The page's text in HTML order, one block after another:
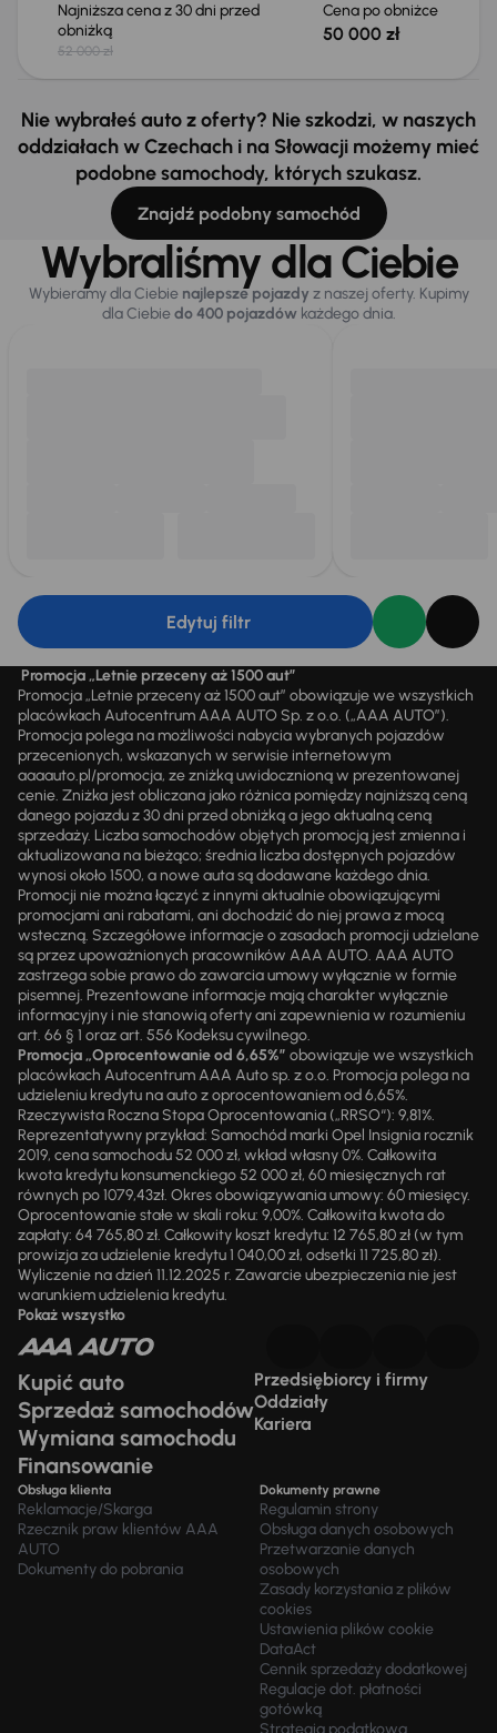
Najniższa cena z 30 dni przed
obniżką
52 000 zł
Cena po obniżce
50 000 zł
Nie wybrałeś auto z oferty? Nie szkodzi, w naszych
oddziałach w Czechach i na Słowacji możemy mieć
podobne samochody, których szukasz.
Znajdź podobny samochód
Wybraliśmy dla Ciebie
Wybieramy dla Ciebie najlepsze pojazdy z naszej oferty. Kupimy
dla Ciebiedo 400 pojazdówkażdego dnia.
Edytuj filtr
Promocja „Letnie przeceny aż 1500 aut”
Promocja „Letnie przeceny aż 1500 aut” obowiązuje we wszystkich
placówkach Autocentrum AAA AUTO Sp. z o.o. („AAA AUTO”).
Promocja polega na możliwości nabycia wybranych pojazdów
przecenionych, wskazanych w serwisie internetowym
aaaauto.pl/promocja, ze zniżką uwidocznioną w prezentowanej
cenie. Zniżka jest obliczana jako różnica pomiędzy najniższą ceną
danego pojazdu z 30 dni przed obniżką a jego aktualną ceną
sprzedaży. Liczba samochodów objętych promocją jest zmienna i
aktualizowana na bieżąco; średnia liczba dostępnych pojazdów
wynosi około 1500, a nowe auta są dodawane każdego dnia.
Promocji nie można łączyć z innymi aktualnie obowiązującymi
promocjami ani rabatami, ani dochodzić do niej prawa z mocą
wsteczną. Szczegółowe informacje o zasadach promocji udzielane
są przez upoważnionych pracowników AAA AUTO. AAA AUTO
zastrzega sobie prawo do zawarcia umowy wyłącznie w formie
pisemnej. Prezentowane informacje mają charakter wyłącznie
informacyjny i nie stanowią oferty ani zapewnienia w rozumieniu
art. 66 § 1 oraz art. 556 Kodeksu cywilnego.
Promocja „Oprocentowanie od 6,65%” obowiązuje we wszystkich
placówkach Autocentrum AAA Auto sp. z o.o. Promocja polega na
udzieleniu kredytu na auto z oprocentowaniem od 6,65%.
Rzeczywista Roczna Stopa Oprocentowania („RRSO“): 9,81%.
Reprezentatywny przykład: Samochód marki Opel Insignia rocznik
2019, cena samochodu 52 000 zł, wkład własny 0%. Całkowita
kwota kredytu konsumenckiego 52 000 zł, 60 miesięcznych rat
równych po 1079,43zł. Okres obowiązywania umowy: 60 miesięcy.
Oprocentowanie stałe w skali roku: 9,00%. Całkowita kwota do
zapłaty: 64 765,80 zł. Całkowity koszt kredytu: 12 765,80 zł (w tym
prowizja za udzielenie kredytu 1 040,00 zł, odsetki 11 725,80 zł).
Wyliczenie na dzień 11.12.2025 r. Zawarcie ubezpieczenia nie jest
warunkiem udzielenia kredytu.
Pokaż wszystko
Kupić auto
Sprzedaż samochodów
Wymiana samochodu
Finansowanie
Przedsiębiorcy i firmy
Oddziały
Kariera
Obsługa klienta
Reklamacje/Skarga
Rzecznik praw klientów AAA
AUTO
Dokumenty do pobrania
Dokumenty prawne
Regulamin strony
Obsługa danych osobowych
Przetwarzanie danych
osobowych
Zasady korzystania z plików
cookies
Ustawienia plików cookie
DataAct
Cennik sprzedaży dodatkowej
Regulacje dot. płatności
gotówką
Strategia podatkowa